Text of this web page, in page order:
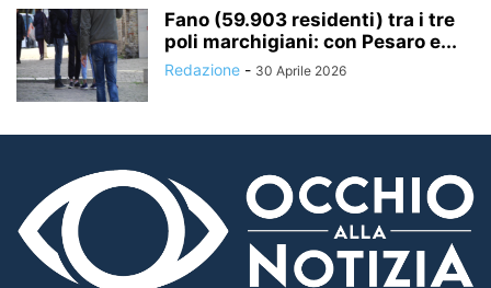
Fano (59.903 residenti) tra i tre
poli marchigiani: con Pesaro e...
Redazione - 30 Aprile 2026